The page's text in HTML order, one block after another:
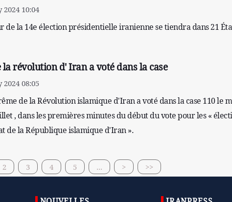
10:04
de la 14e élection présidentielle iranienne se tiendra dans 21
la révolution d' Iran a voté dans la case
08:05
de la Révolution islamique d'Iran a voté dans la case 110 le
, dans les premières minutes du début du vote pour les «
de la République islamique d'Iran ».
2 3 4 5 ... > >>